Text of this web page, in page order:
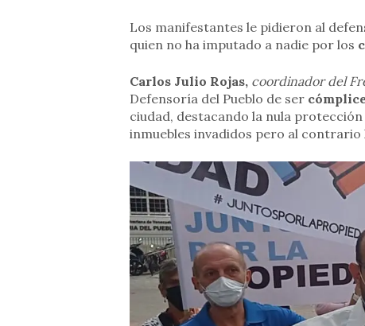
Los manifestantes le pidieron al
quien no ha imputado a nadie por los
Carlos Julio Rojas, coordinador del
Defensoría del Pueblo de ser
ciudad, destacando la nula
inmuebles invadidos pero al